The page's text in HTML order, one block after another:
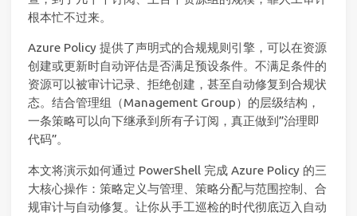
根本忙不过来。
Azure Policy 提供了声明式的合规规则引擎，可以在资源
创建或更新时自动评估是否满足预设条件。不满足条件的
资源可以被审计记录、拒绝创建，甚至自动修复到合规状
态。结合管理组（Management Group）的层级结构，
一条策略可以向下继承到所有子订阅，真正做到”治理即
代码”。
本文将演示如何通过 PowerShell 完成 Azure Policy 的三
大核心操作：策略定义与管理、策略分配与范围控制、合
规审计与自动修复。让你从手工巡检的时代彻底迈入自动